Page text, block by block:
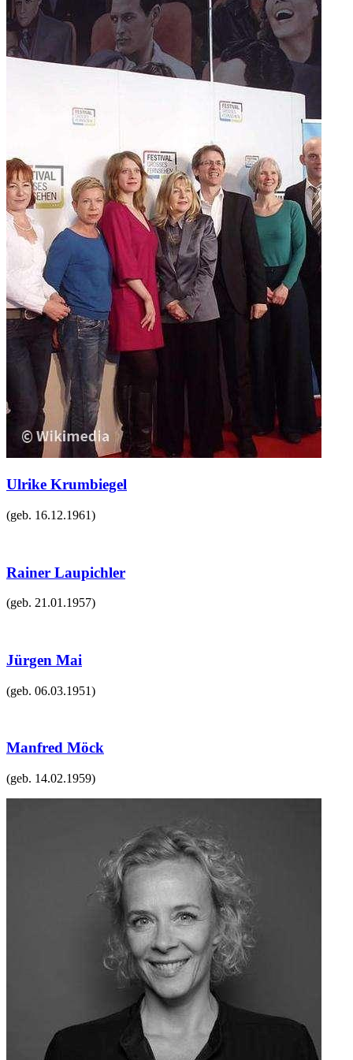
Ulrike Krumbiegel
(geb. 16.12.1961)
Rainer Laupichler
(geb. 21.01.1957)
Jürgen Mai
(geb. 06.03.1951)
Manfred Möck
(geb. 14.02.1959)